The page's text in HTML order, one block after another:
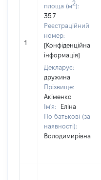
1
площа (м2):
35.7
Реєстраційний
номер:
[Конфіденційна
інформація]
Декларує:
дружина
Прізвище:
Акіменко
Ім'я:
Еліна
По батькові (за
наявності):
Володимирівна